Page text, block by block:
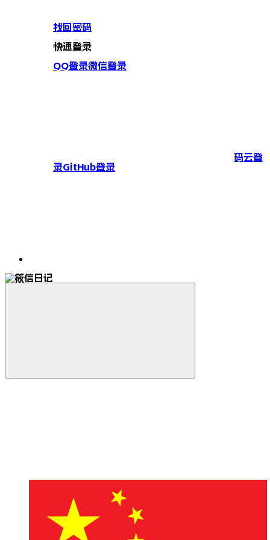
找回密码
快速登录
QQ登录微信登录
码云登
录GitHub登录